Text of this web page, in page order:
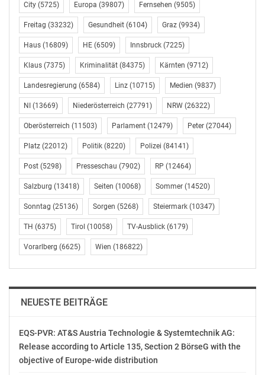
Vegetarier eine deutlich erhöhte Zahlungsbereitschaft
haben. Interessant ist dabei, dass bei Veganern und
Vegetariern eine Aufzahlungsbereitschaft unabhängig
vom Einkommen besteht. Kaufentscheidungen sind
also nicht in erster Linie Preis-Leistungs-Getrieben,
sondern im Vordergrund stehen Themen wie
Tierversuchsfreiheit (86%), eine nachhaltige Erzeugung
(48%) und genaue Kennzeichnung der Produkte (60%).“
Bewusster Konsum ist Vegetariern und Veganern vor
allem bei der Ernährung aber auch pflegenden
Kosmetik wichtig. Zudem werden auch Haushalts- und
Reinigungsmittel deutlich bewusster ausgewählt. „Über
die Produktkategorien zeigen sich deutlich die
Unterschiede zwischen den Mischessern und jenen, die
auf alternative Ernährungsformen setzen: In fast allen
Produktkategorien legen Vegetarier und Veganer
doppelt so häufig Wert auf bewussten Konsum“, so
Triconsult-Geschäftsführer Josef.
Flexitarier, Vegetarier und Veganer sind zu rund 65
verzichten Vegetarier (87%) und Veganer (85%) vor
allem wegen moralisch ethischer Gründe. 31 Prozent
der Vegetarier mögen aber auch den Geschmack von
City (5725) Europa (39807) Fernsehen (9505)
Freitag (33232) Gesundheit (6104) Graz (9934)
Haus (16809) HE (6509) Innsbruck (7225)
Klaus (7375) Kriminalität (84375) Kärnten (9712)
Landesregierung (6584) Linz (10715) Medien (9837)
NI (13669) Niederösterreich (27791) NRW (26322)
Oberösterreich (11503) Parlament (12479) Peter (27044)
Platz (22012) Politik (8220) Polizei (84141)
Post (5298) Presseschau (7902) RP (12464)
Salzburg (13418) Seiten (10068) Sommer (14520)
Sonntag (25136) Sorgen (5268) Steiermark (10347)
TH (6375) Tirol (10058) TV-Ausblick (6179)
Vorarlberg (6625) Wien (186822)
NEUESTE BEITRÄGE
EQS-PVR: AT&S Austria Technologie & Systemtechnik AG:
Release according to Article 135, Section 2 BörseG with the
objective of Europe-wide distribution